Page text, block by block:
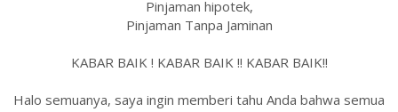
Pinjaman hipotek,
Pinjaman Tanpa Jaminan
KABAR BAIK ! KABAR BAIK !! KABAR BAIK!!
Halo semuanya, saya ingin memberi tahu Anda bahwa semua